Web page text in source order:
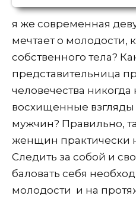
я же современная
мечтает о молодости,
собственного тела?
представительница
человечества никогда
восхищенные
мужчин? Правильно,
женщин практически
Следить за собой и
баловать себя
молодости и на